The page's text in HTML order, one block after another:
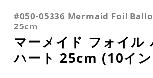
#050-05336 Mermaid Foil
25cm
マーメイド フォイル
ハート 25cm (10イ